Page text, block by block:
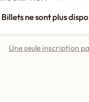
Billets ne sont plus
Une seule inscription